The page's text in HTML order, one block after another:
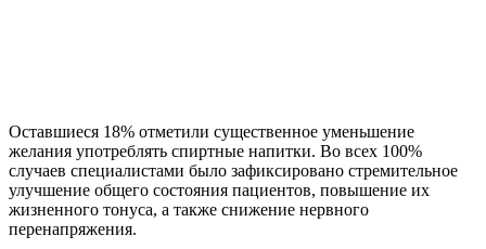
Оставшиеся 18% отметили существенное уменьшение
желания употреблять спиртные напитки. Во всех 100%
случаев специалистами было зафиксировано стремительное
улучшение общего состояния пациентов, повышение их
жизненного тонуса, а также снижение нервного
перенапряжения.